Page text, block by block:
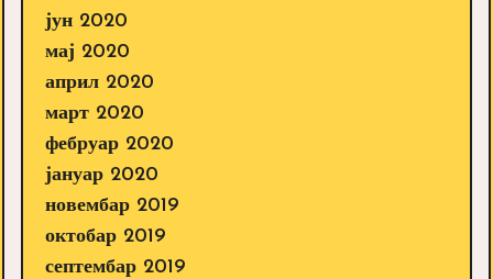
јун 2020
мај 2020
април 2020
март 2020
фебруар 2020
јануар 2020
новембар 2019
октобар 2019
септембар 2019